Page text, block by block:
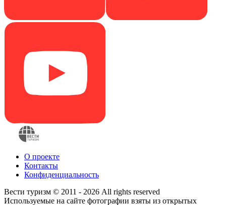
О проекте
Контакты
Конфиденциальность
Вести туризм © 2011 - 2026 All rights reserved
Используемые на сайте фотографии взяты из открытых